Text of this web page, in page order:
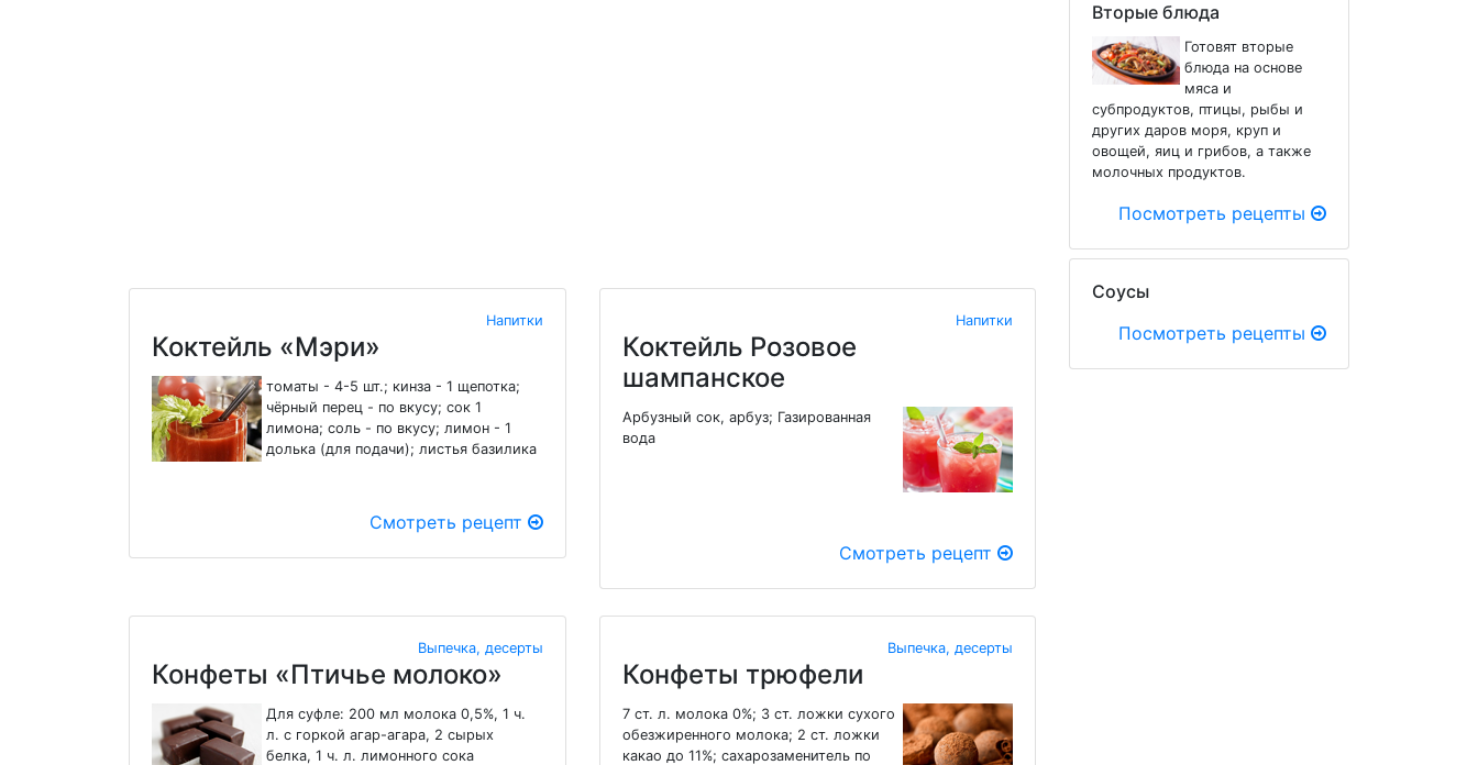
Напитки
Коктейль «Мэри»
томаты - 4-5 шт.; кинза - 1 щепотка;
чёрный перец - по вкусу; сок 1
лимона; соль - по вкусу; лимон - 1
долька (для подачи); листья базилика
Смотреть рецепт
Напитки
Коктейль Розовое
шампанское
Арбузный сок, арбуз; Газированная
вода
Смотреть рецепт
Выпечка, десерты
Конфеты «Птичье молоко»
Для суфле: 200 мл молока 0,5%, 1 ч.
л. с горкой агар-агара, 2 сырых
белка, 1 ч. л. лимонного сока
Выпечка, десерты
Конфеты трюфели
7 ст. л. молока 0%; 3 ст. ложки сухого
обезжиренного молока; 2 ст. ложки
какао до 11%; сахарозаменитель по
Вторые блюда
Готовят вторые
блюда на основе
мяса и
субпродуктов, птицы, рыбы и
других даров моря, круп и
овощей, яиц и грибов, а также
молочных продуктов.
Посмотреть рецепты
Соусы
Посмотреть рецепты